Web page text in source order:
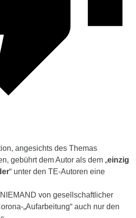
angesichts des Themas
gebührt dem Autor als dem „einzig
“ unter den TE-Autoren eine
von gesellschaftlicher
„Aufarbeitung“ auch nur den